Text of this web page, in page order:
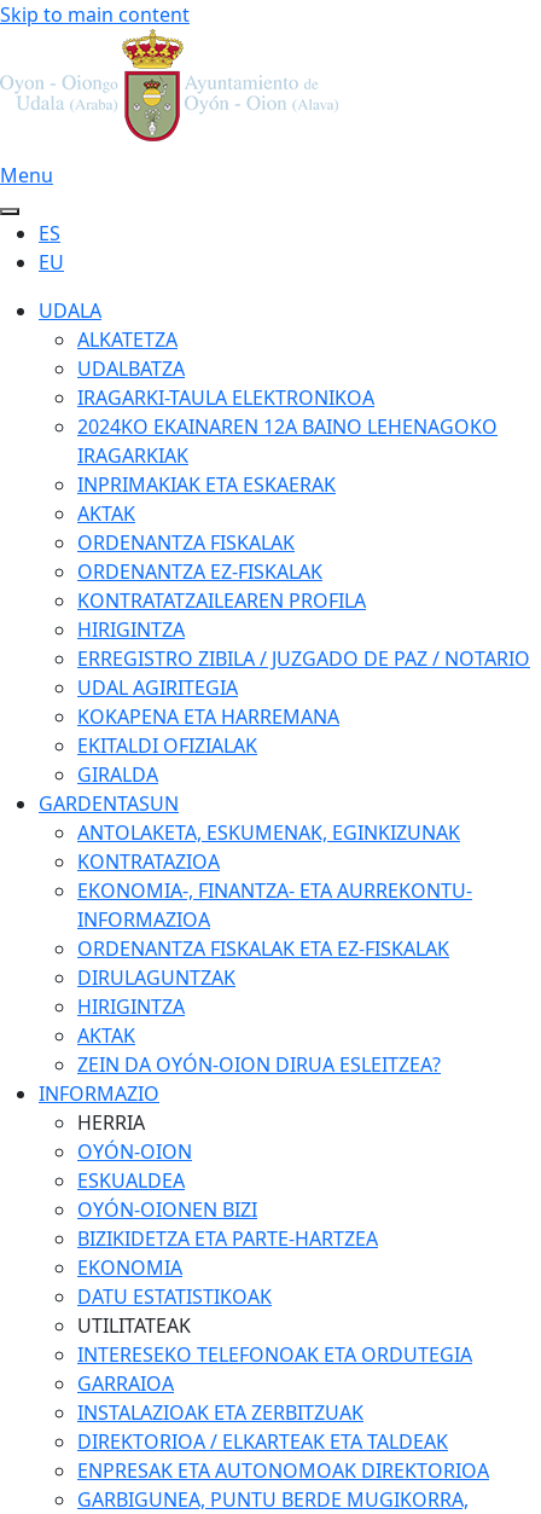
Skip to main content
Menu
ES
EU
UDALA
ALKATETZA
UDALBATZA
IRAGARKI-TAULA ELEKTRONIKOA
2024KO EKAINAREN 12A BAINO LEHENAGOKO
IRAGARKIAK
INPRIMAKIAK ETA ESKAERAK
AKTAK
ORDENANTZA FISKALAK
ORDENANTZA EZ-FISKALAK
KONTRATATZAILEAREN PROFILA
HIRIGINTZA
ERREGISTRO ZIBILA / JUZGADO DE PAZ / NOTARIO
UDAL AGIRITEGIA
KOKAPENA ETA HARREMANA
EKITALDI OFIZIALAK
GIRALDA
GARDENTASUN
ANTOLAKETA, ESKUMENAK, EGINKIZUNAK
KONTRATAZIOA
EKONOMIA-, FINANTZA- ETA AURREKONTU-
INFORMAZIOA
ORDENANTZA FISKALAK ETA EZ-FISKALAK
DIRULAGUNTZAK
HIRIGINTZA
AKTAK
ZEIN DA OYÓN-OION DIRUA ESLEITZEA?
INFORMAZIO
HERRIA
OYÓN-OION
ESKUALDEA
OYÓN-OIONEN BIZI
BIZIKIDETZA ETA PARTE-HARTZEA
EKONOMIA
DATU ESTATISTIKOAK
UTILITATEAK
INTERESEKO TELEFONOAK ETA ORDUTEGIA
GARRAIOA
INSTALAZIOAK ETA ZERBITZUAK
DIREKTORIOA / ELKARTEAK ETA TALDEAK
ENPRESAK ETA AUTONOMOAK DIREKTORIOA
GARBIGUNEA, PUNTU BERDE MUGIKORRA,